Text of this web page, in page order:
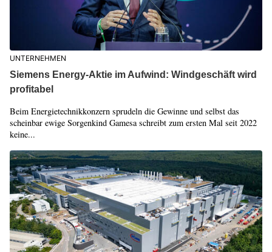
UNTERNEHMEN
Siemens Energy-Aktie im Aufwind: Windgeschäft wird
profitabel
Beim Energietechnikkonzern sprudeln die Gewinne und selbst das
scheinbar ewige Sorgenkind Gamesa schreibt zum ersten Mal seit 2022
keine...